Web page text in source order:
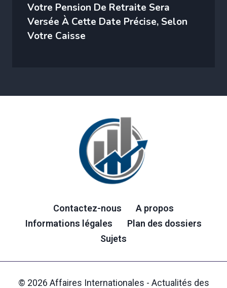
Votre Pension De Retraite Sera
Versée À Cette Date Précise, Selon
Votre Caisse
Contactez-nous
A propos
Informations légales
Plan des dossiers
Sujets
© 2026 Affaires Internationales - Actualités des